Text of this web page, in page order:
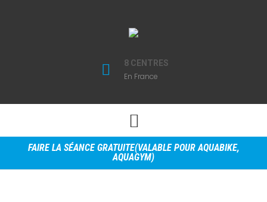
8 CENTRES
En France
FAIRE LA SÉANCE GRATUITE(VALABLE POUR AQUABIKE,
AQUAGYM)